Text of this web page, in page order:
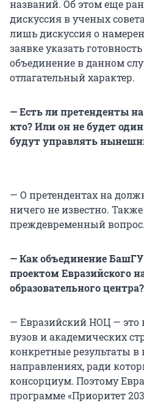
названий. Об этом еще
дискуссия в ученых
лишь дискуссия о
заявке указать
объединение в данном
отлагательный характер.
— Есть ли претенденты
кто? Или он не будет
будут управлять
— О претендентах на
ничего не известно.
преждевременный вопрос.
— Как объединение
проектом Евразийского
образовательного центра?
— Евразийский НОЦ — это
вузов и академических
конкретные результаты
направлениях, ради
консорциум. Поэтому
программе «Приоритет